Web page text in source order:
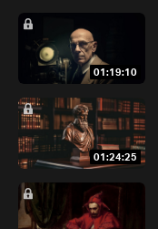
01:19:10
01:24:25